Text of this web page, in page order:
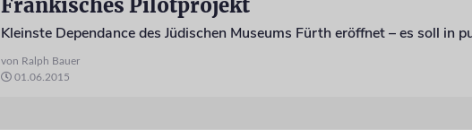
Fränkisches Pilotprojekt
von Ralph Bauer
01.06.2015